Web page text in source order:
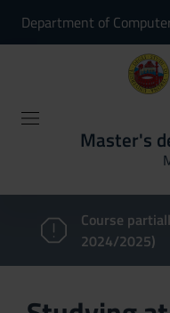
Department of
Master's
Course
2024/2025)